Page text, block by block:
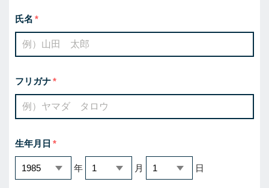
氏名
フリガナ
生年月日
年 月 日